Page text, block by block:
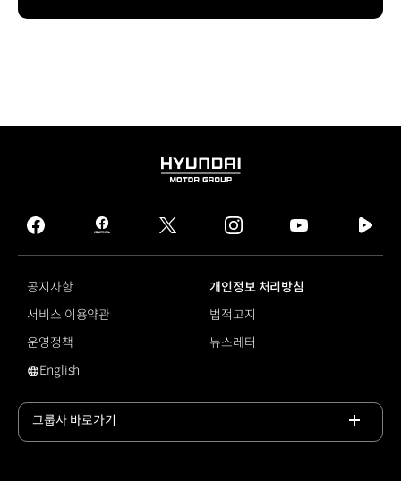
HYUNDAI
GROUP
facebook
hmg
journal
twitter instagram
tv
공지사항
개인정보 처리방침
서비스 이용약관
법적고지
운영정책
뉴스레터
전자식 자세제어 장치
English
그룹사 바로가기